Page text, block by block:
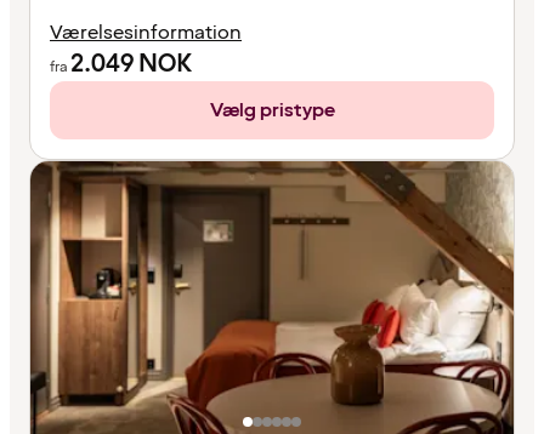
Værelsesinformation
fra 2.049NOK
Vælg pristype